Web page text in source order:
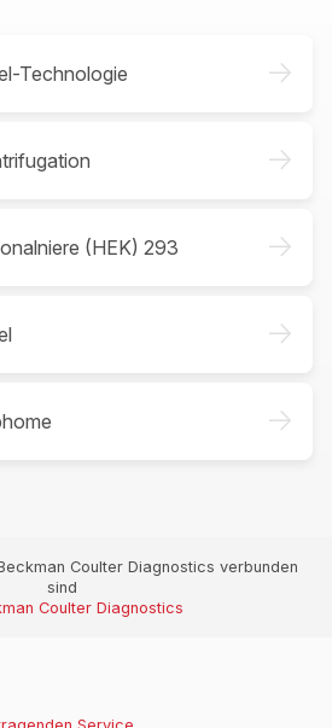
Technologie ->
->
(HEK) 293 ->
->
->
Coulter Diagnostics verbunden
sind
Coulter Diagnostics